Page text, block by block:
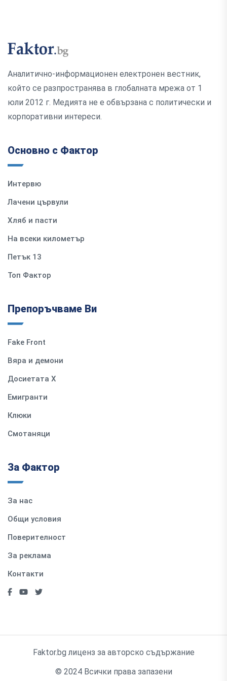
Аналитично-информационен електронен вестник,
който се разпространява в глобалната мрежа от 1
юли 2012 г. Медията не е обвързана с политически и
корпоративни интереси.
Основно с Фактор
Интервю
Лачени цървули
Хляб и пасти
На всеки километър
Петък 13
Топ Фактор
Препоръчваме Ви
Fake Front
Вяра и демони
Досиетата Х
Емигранти
Клюки
Смотаняци
За Фактор
За нас
Общи условия
Поверителност
За реклама
Контакти
Faktor.bg лиценз за авторско съдържание
© 2024 Всички права запазени